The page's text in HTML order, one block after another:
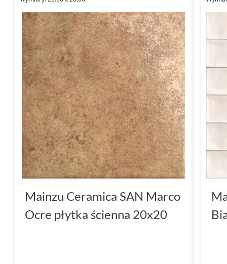
Mainzu Ceramica SAN Marco
Ocre płytka ścienna 20x20